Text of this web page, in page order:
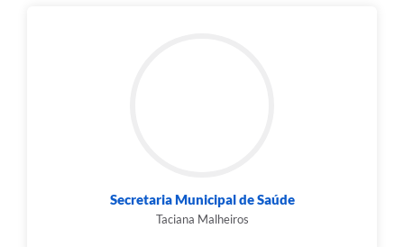
Secretaria Municipal de Saúde
Taciana Malheiros